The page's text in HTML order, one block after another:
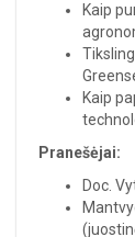
Kaip
Kaip
Pranešėjai:
Doc.